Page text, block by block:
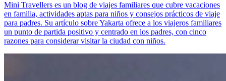
Mini Travellers es un blog de viajes familiares que cubre vacaciones
en familia, actividades aptas para niños y consejos prácticos de viaje
para padres. Su artículo sobre Yakarta ofrece a los viajeros familiares
un punto de partida positivo y centrado en los padres, con cinco
razones para considerar visitar la ciudad con niños.